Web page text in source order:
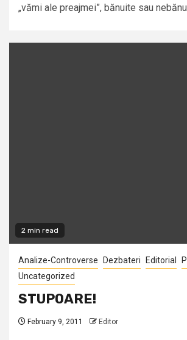
„vămi ale preajmei”, bănuite sau
2 min read
Analize-Controverse Dezbateri Editorial
Uncategorized
STUPOARE!
February 9, 2011 Editor